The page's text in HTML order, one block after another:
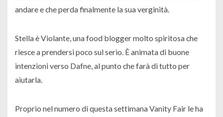
andare e che perda finalmente la sua verginità.
Stella è Violante, una food blogger molto spiritosa che
riesce a prendersi poco sul serio. È animata di buone
intenzioni verso Dafne, al punto che farà di tutto per
aiutarla.
Proprio nel numero di questa settimana Vanity Fair le ha